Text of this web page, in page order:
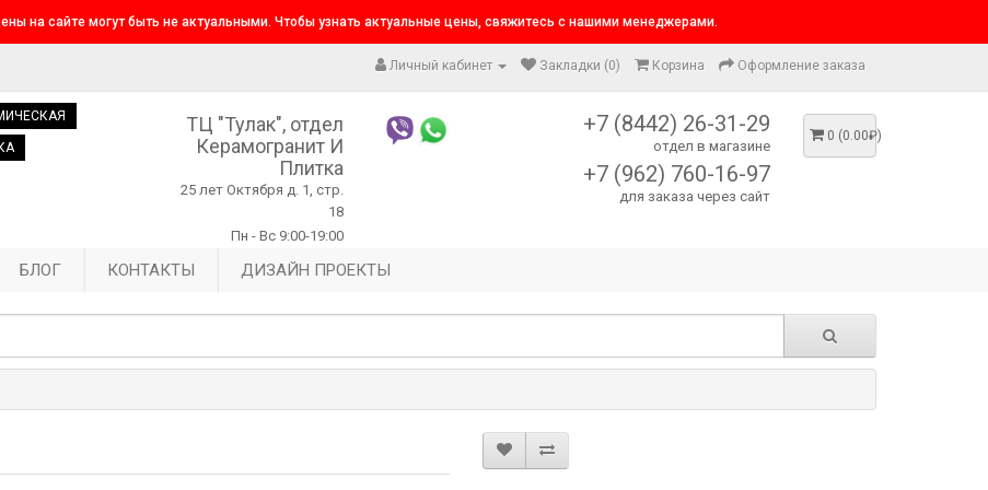
на сайте могут быть не актуальными. Чтобы узнать актуальные цены, свяжитесь с нашими менеджерами.
Личный кабинет Закладки (0) Корзина Оформление заказа
ТЦ "Тулак", отдел
Керамогранит И
Плитка
25 лет Октября д. 1, стр.
18
Пн - Вс 9:00-19:00
+7 (8442) 26-31-29
отдел в магазине
+7 (962) 760-16-97
для заказа через сайт
0 (0.00₽)
БЛОГ КОНТАКТЫ ДИЗАЙН ПРОЕКТЫ